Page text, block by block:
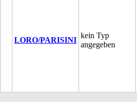
LORO/PARISINI
kein Typ
angegeben